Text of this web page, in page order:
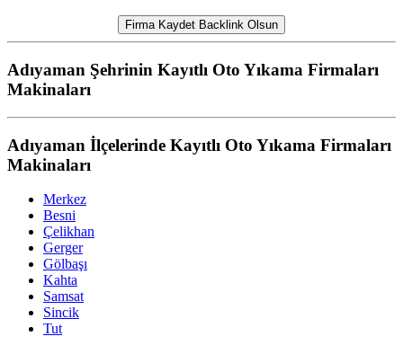
Firma Kaydet Backlink Olsun
Adıyaman Şehrinin Kayıtlı Oto Yıkama Firmaları
Makinaları
Adıyaman İlçelerinde Kayıtlı Oto Yıkama Firmaları
Makinaları
Merkez
Besni
Çelikhan
Gerger
Gölbaşı
Kahta
Samsat
Sincik
Tut